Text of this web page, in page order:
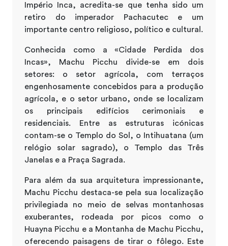
Império Inca, acredita-se que tenha sido um
retiro do imperador Pachacutec e um
importante centro religioso, político e cultural.
Conhecida como a «Cidade Perdida dos
Incas», Machu Picchu divide-se em dois
setores: o setor agrícola, com terraços
engenhosamente concebidos para a produção
agrícola, e o setor urbano, onde se localizam
os principais edifícios cerimoniais e
residenciais. Entre as estruturas icónicas
contam-se o Templo do Sol, o Intihuatana (um
relógio solar sagrado), o Templo das Três
Janelas e a Praça Sagrada.
Para além da sua arquitetura impressionante,
Machu Picchu destaca-se pela sua localização
privilegiada no meio de selvas montanhosas
exuberantes, rodeada por picos como o
Huayna Picchu e a Montanha de Machu Picchu,
oferecendo paisagens de tirar o fôlego. Este